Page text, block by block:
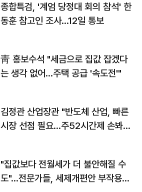
종합특검, '계엄 당정대 회의 참석' 한
동훈 참고인 조사...12일 통보
靑 홍보수석 "세금으로 집값 잡겠다
는 생각 없어…주택 공급 '속도전'"
김정관 산업장관 "반도체 산업, 빠른
시장 선점 필요…주52시간제 손봐
"집값보다 전월세가 더 불안해질 수
도"…전문가들, 세제개편안 부작용